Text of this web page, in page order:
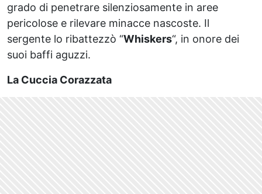
grado di penetrare silenziosamente in aree
pericolose e rilevare minacce nascoste. Il
sergente lo ribattezzò “Whiskers“, in onore dei
suoi baffi aguzzi.
La Cuccia Corazzata